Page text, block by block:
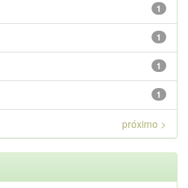
1
1
1
1
próximo >